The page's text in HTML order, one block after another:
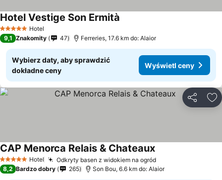
5 KategoriaHotel
Hotel Vestige Son Ermità
9,1 Znakomity 47 Ferreries, 17.6 km do: Alaior
Wybierz daty, aby sprawdzić
dokładne ceny
Wyświetl ceny
5 KategoriaHotel Odkryty basen z widokiem na ogródWyświetl ceny
CAP Menorca Relais & ChateauxWyświetl ceny
8,2 Bardzo dobry 265 Son Bou, 6.6 km do: Alaior